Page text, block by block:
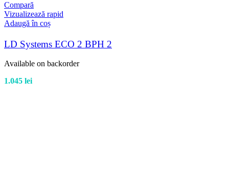
Compară
Vizualizează rapid
Adaugă în coș
LD Systems ECO 2 BPH 2
Available on backorder
1.045 lei